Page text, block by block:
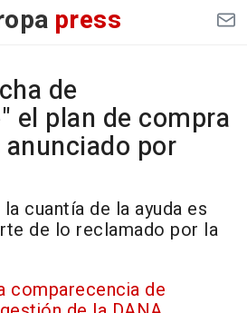
press
de
el plan de compra
por
cuantía de la ayuda es
de lo reclamado por la
comparecencia de